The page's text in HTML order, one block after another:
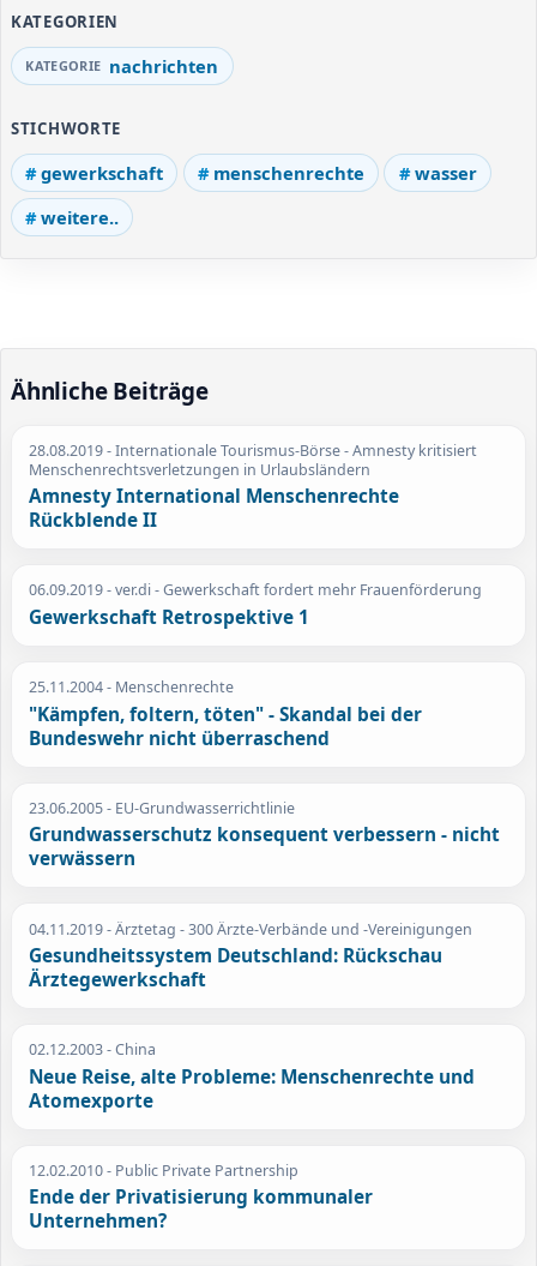
KATEGORIEN
nachrichten
STICHWORTE
gewerkschaft menschenrechte
wasser
weitere..
Ähnliche Beiträge
28.08.2019- Internationale Tourismus-Börse - Amnesty kritisiert
Menschenrechtsverletzungen in Urlaubsländern
Amnesty International Menschenrechte
Rückblende II
06.09.2019- ver.di - Gewerkschaft fordert mehr Frauenförderung
Gewerkschaft Retrospektive 1
25.11.2004- Menschenrechte
"Kämpfen, foltern, töten" - Skandal bei der
Bundeswehr nicht überraschend
23.06.2005- EU-Grundwasserrichtlinie
Grundwasserschutz konsequent verbessern - nicht
verwässern
04.11.2019- Ärztetag - 300 Ärzte-Verbände und -Vereinigungen
Gesundheitssystem Deutschland: Rückschau
Ärztegewerkschaft
02.12.2003- China
Neue Reise, alte Probleme: Menschenrechte und
Atomexporte
12.02.2010- Public Private Partnership
Ende der Privatisierung kommunaler
Unternehmen?